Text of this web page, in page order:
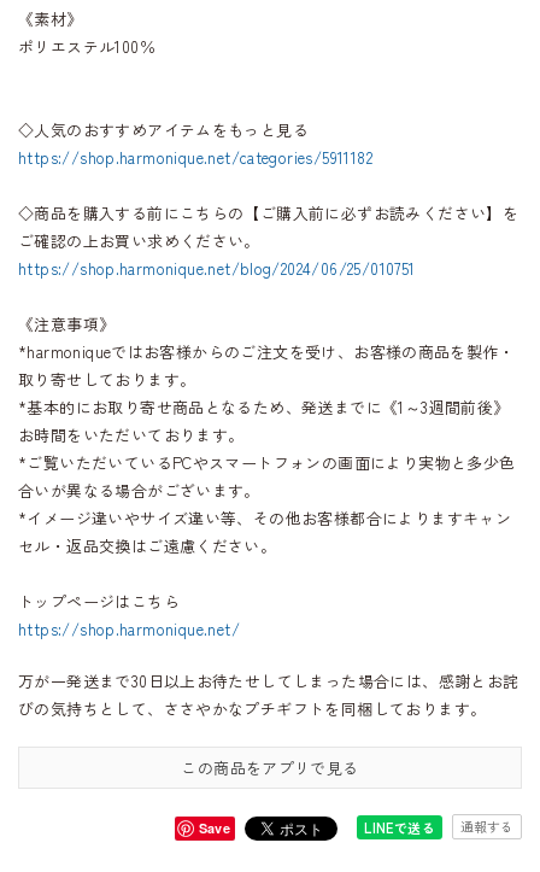
《素材》
ポリエステル100％
◇人気のおすすめアイテムをもっと見る
https://shop.harmonique.net/categories/5911182
◇商品を購入する前にこちらの【ご購入前に必ずお読みください】を
ご確認の上お買い求めください。
https://shop.harmonique.net/blog/2024/06/25/010751
《注意事項》
*harmoniqueではお客様からのご注文を受け、お客様の商品を製作・
取り寄せしております。
*基本的にお取り寄せ商品となるため、発送までに《1～3週間前後》
お時間をいただいております。
*ご覧いただいているPCやスマートフォンの画面により実物と多少色
合いが異なる場合がございます。
*イメージ違いやサイズ違い等、その他お客様都合によりますキャン
セル・返品交換はご遠慮ください。
トップページはこちら
https://shop.harmonique.net/
万が一発送まで30日以上お待たせしてしまった場合には、感謝とお詫
びの気持ちとして、ささやかなプチギフトを同梱しております。
この商品をアプリで見る
Save LINEで送る 通報する